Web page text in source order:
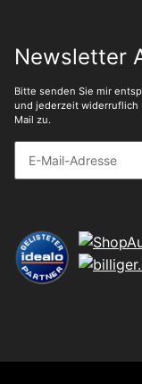
Newsletter
Bitte senden Sie mir
und jederzeit widerruflich
Mail zu.